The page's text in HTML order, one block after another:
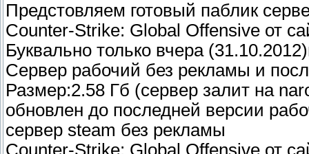
Предстовляем готовый паблик
Counter-Strike: Global Offensive от
Буквально только вчера
Сервер рабочий без рекламы и
Размер:2.58 Гб (сервер залит на
обновлен до последней версии
сервер steam без рекламы
Counter-Strike: Global Offensive от